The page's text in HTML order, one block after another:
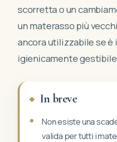
scorretta o un
un materasso più
ancora utilizzabile se è
igienicamente
In breve
Non esiste una
valida per tutti i